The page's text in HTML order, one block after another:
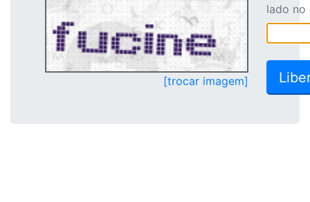
[trocar imagem]
lado no